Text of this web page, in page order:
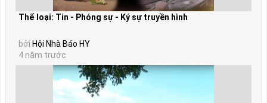
Thể loại: Tin - Phóng sự - Ký sự truyền hình
bởi Hội Nhà Báo HY
4 năm trước